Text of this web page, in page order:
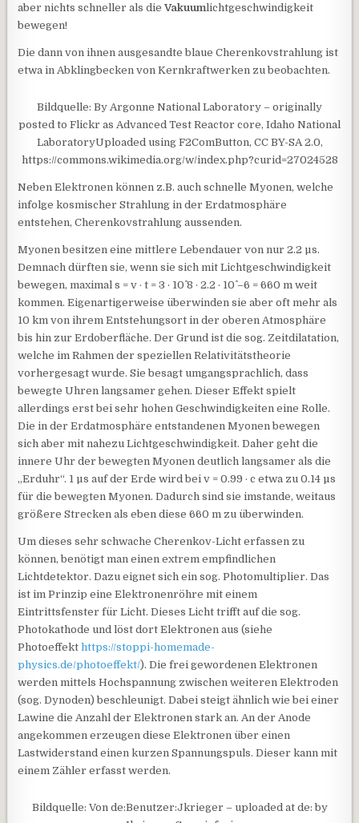
aber nichts schneller als dieVakuumlichtgeschwindigkeit
bewegen!
Die dann von ihnen ausgesandte blaue Cherenkovstrahlung ist
etwa in Abklingbecken von Kernkraftwerken zu beobachten.
Bildquelle: By Argonne National Laboratory – originally
posted to Flickr as Advanced Test Reactor core, Idaho National
LaboratoryUploaded using F2ComButton, CC BY-SA 2.0,
https://commons.wikimedia.org/w/index.php?curid=27024528
Neben Elektronen können z.B. auch schnelle Myonen, welche
infolge kosmischer Strahlung in der Erdatmosphäre
entstehen, Cherenkovstrahlung aussenden.
Myonen besitzen eine mittlere Lebendauer von nur 2.2 µs.
Demnach dürften sie, wenn sie sich mit Lichtgeschwindigkeit
bewegen, maximal s = v · t = 3 · 10^ 8 · 2.2 · 10^ –6 = 660 m weit
kommen. Eigenartigerweise überwinden sie aber oft mehr als
10 km von ihrem Entstehungsort in der oberen Atmosphäre
bis hin zur Erdoberfläche. Der Grund ist die sog. Zeitdilatation,
welche im Rahmen der speziellen Relativitätstheorie
vorhergesagt wurde. Sie besagt umgangsprachlich, dass
bewegte Uhren langsamer gehen. Dieser Effekt spielt
allerdings erst bei sehr hohen Geschwindigkeiten eine Rolle.
Die in der Erdatmosphäre entstandenen Myonen bewegen
sich aber mit nahezu Lichtgeschwindigkeit. Daher geht die
innere Uhr der bewegten Myonen deutlich langsamer als die
„Erduhr“. 1 µs auf der Erde wird bei v = 0.99 · c etwa zu 0.14 µs
für die bewegten Myonen. Dadurch sind sie imstande, weitaus
größere Strecken als eben diese 660 m zu überwinden.
Um dieses sehr schwache Cherenkov-Licht erfassen zu
können, benötigt man einen extrem empfindlichen
Lichtdetektor. Dazu eignet sich ein sog. Photomultiplier. Das
ist im Prinzip eine Elektronenröhre mit einem
Eintrittsfenster für Licht. Dieses Licht trifft auf die sog.
Photokathode und löst dort Elektronen aus (siehe
Photoeffekthttps://stoppi-homemade-
physics.de/photoeffekt/). Die frei gewordenen Elektronen
werden mittels Hochspannung zwischen weiteren Elektroden
(sog. Dynoden) beschleunigt. Dabei steigt ähnlich wie bei einer
Lawine die Anzahl der Elektronen stark an. An der Anode
angekommen erzeugen diese Elektronen über einen
Lastwiderstand einen kurzen Spannungspuls. Dieser kann mit
einem Zähler erfasst werden.
Bildquelle: Von de:Benutzer:Jkrieger – uploaded at de: by